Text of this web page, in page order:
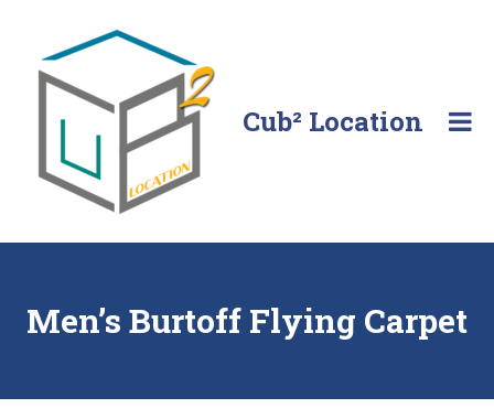
content
Cub² Location
vous!
Men’s Burtoff Flying Carpet